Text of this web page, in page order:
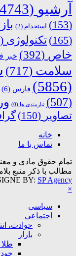
آرشیو (4743)
(153)
استخدام (2)
(165)
تکنولوژی (179)
خاص (392) خبر
سلامت (717)
(5856)
فارس (6)
(507)
نیازمندی ها (0)
تصاویر (150)
خانه
تماس با ما
تمام حقوق مادی و
مطالب با ذکر منبع
BY: SP Agency
×
سیاسی
اجتماعی
حوادث،
بازار
طلا